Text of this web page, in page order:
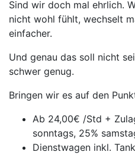
Sind wir doch mal ehrlich.
nicht wohl fühlt, wechselt
einfacher.
Und genau das soll nicht
schwer genug.
Bringen wir es auf den
Ab 24,00€ /Std +
sonntags, 25%
Dienstwagen inkl.